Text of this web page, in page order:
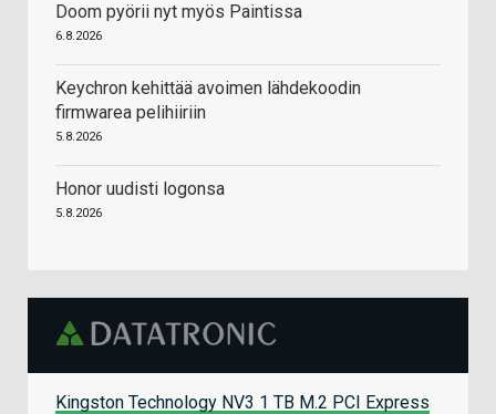
Doom pyörii nyt myös Paintissa
6.8.2026
Keychron kehittää avoimen lähdekoodin
firmwarea pelihiiriin
5.8.2026
Honor uudisti logonsa
5.8.2026
Kingston Technology NV3 1 TB M.2 PCI Express